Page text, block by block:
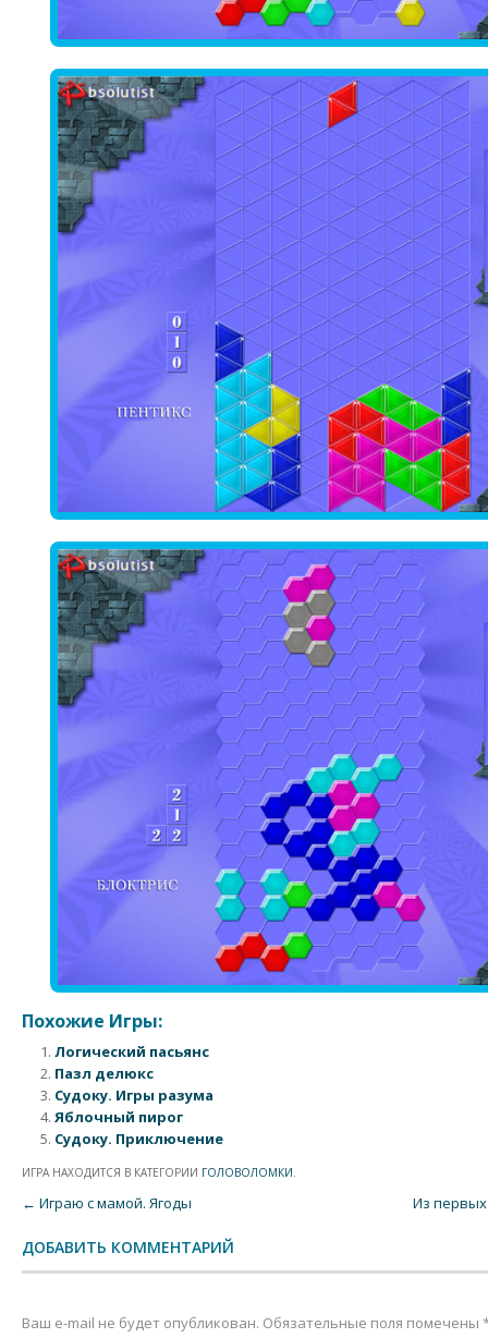
Похожие Игры:
Логический пасьянс
Пазл делюкс
Судоку. Игры разума
Яблочный пирог
Судоку. Приключение
ИГРА НАХОДИТСЯ В КАТЕГОРИИ ГОЛОВОЛОМКИ.
Post navigation
← Играю с мамой. Ягоды Из
ДОБАВИТЬ КОММЕНТАРИЙ
Ваш e-mail не будет опубликован. Обязательные поля помечены